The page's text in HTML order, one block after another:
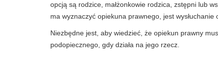
opcją są rodzice, małżonkowie rodzica, zstępni lub
ma wyznaczyć opiekuna prawnego, jest
Niezbędne jest, aby wiedzieć, że opiekun prawny
podopiecznego, gdy działa na jego rzecz.